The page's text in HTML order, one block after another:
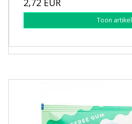
2,72 EUR
Toon artikel